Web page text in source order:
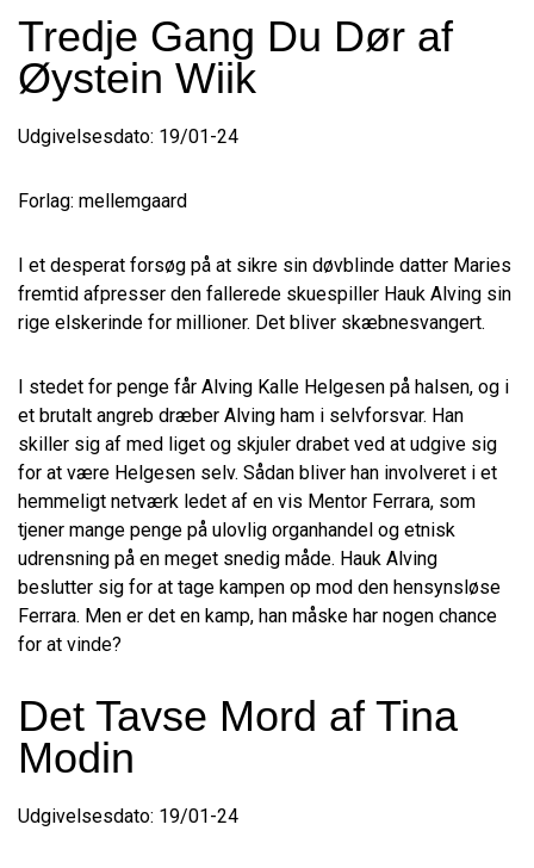
Tredje Gang Du Dør af
Øystein Wiik
Udgivelsesdato: 19/01-24
Forlag: mellemgaard
I et desperat forsøg på at sikre sin døvblinde datter Maries
fremtid afpresser den fallerede skuespiller Hauk Alving sin
rige elskerinde for millioner. Det bliver skæbnesvangert.
I stedet for penge får Alving Kalle Helgesen på halsen, og i
et brutalt angreb dræber Alving ham i selvforsvar. Han
skiller sig af med liget og skjuler drabet ved at udgive sig
for at være Helgesen selv. Sådan bliver han involveret i et
hemmeligt netværk ledet af en vis Mentor Ferrara, som
tjener mange penge på ulovlig organhandel og etnisk
udrensning på en meget snedig måde. Hauk Alving
beslutter sig for at tage kampen op mod den hensynsløse
Ferrara. Men er det en kamp, han måske har nogen chance
for at vinde?
Det Tavse Mord af Tina
Modin
Udgivelsesdato: 19/01-24